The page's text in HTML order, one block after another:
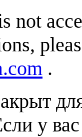
not
.
у